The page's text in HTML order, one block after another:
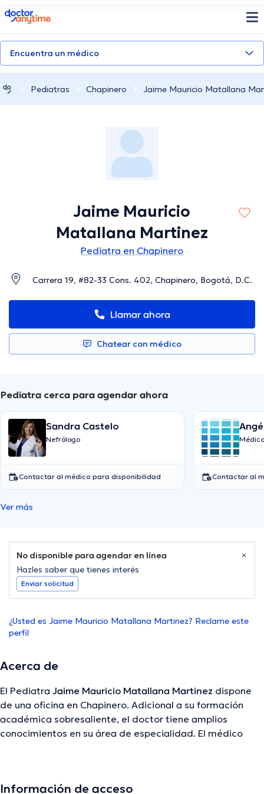
doctoranytime
Encuentra un médico
Pediatras Chapinero Jaime Mauricio Matallana
Jaime Mauricio
Matallana Martinez
Pediatra en Chapinero
Carrera 19, #82-33 Cons. 402, Chapinero, Bogotá, D.C.
Llamar ahora
Chatear con médico
Pediatra cerca para agendar ahora
Sandra Castelo
Nefrólogo
Contactar al médico para disponibilidad Contactar al
Ver más
No disponible para agendar en línea
Hazles saber que tienes interés
Enviar solicitud
¿Usted es Jaime Mauricio Matallana Martinez? Reclame este
perfil
Acerca de
El Pediatra Jaime Mauricio Matallana Martinez dispone
de una oficina en Chapinero. Adicional a su formación
académica sobresaliente, el doctor tiene amplios
conocimientos en su área de especialidad. El médico
Mauricio Matallana Martinez ha participado en
Información de acceso